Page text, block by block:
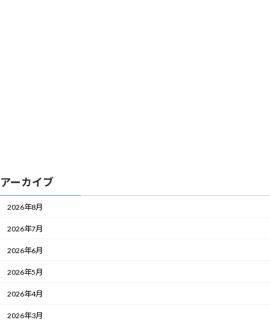
アーカイブ
2026年8月
2026年7月
2026年6月
2026年5月
2026年4月
2026年3月